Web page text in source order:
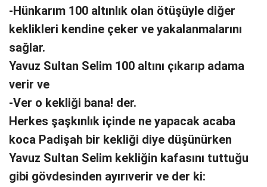
-Hünkarım 100 altınlık olan ötüşüyle diğer
keklikleri kendine çeker ve yakalanmalarını
sağlar.
Yavuz Sultan Selim 100 altını çıkarıp adama
verir ve
-Ver o kekliği bana! der.
Herkes şaşkınlık içinde ne yapacak acaba
koca Padişah bir kekliği diye düşünürken
Yavuz Sultan Selim kekliğin kafasını tuttuğu
gibi gövdesinden ayırıverir ve der ki: